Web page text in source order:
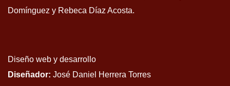
Domínguez y Rebeca Díaz Acosta.
Diseño web y desarrollo
Diseñador: José Daniel Herrera Torres